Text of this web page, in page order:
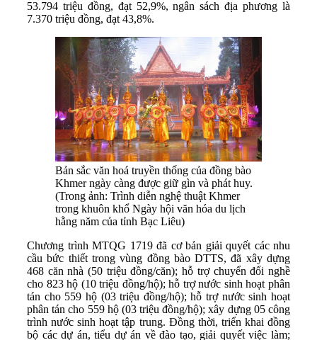
53.794 triệu đồng, đạt 52,9%, ngân sách địa phương là
7.370 triệu đồng, đạt 43,8%.
Bản sắc văn hoá truyền thống của đồng bào
Khmer ngày càng được giữ gìn và phát huy.
(Trong ảnh: Trình diễn nghệ thuật Khmer
trong khuôn khổ Ngày hội văn hóa du lịch
hằng năm của tỉnh Bạc Liêu)
Chương trình MTQG 1719 đã cơ bản giải quyết các nhu
cầu bức thiết trong vùng đồng bào DTTS, đã xây dựng
468 căn nhà (50 triệu đồng/căn); hỗ trợ chuyển đổi nghề
cho 823 hộ (10 triệu đồng/hộ); hỗ trợ nước sinh hoạt phân
tán cho 559 hộ (03 triệu đồng/hộ); hỗ trợ nước sinh hoạt
phân tán cho 559 hộ (03 triệu đồng/hộ); xây dựng 05 công
trình nước sinh hoạt tập trung. Đồng thời, triển khai đồng
bộ các dự án, tiểu dự án về đào tạo, giải quyết việc làm;